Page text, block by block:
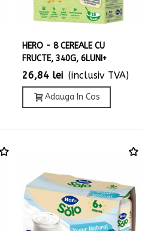
HERO - 8 CEREALE CU
FRUCTE, 340G, 6LUNI+
26,84 lei (inclusiv TVA)
Adauga In Cos